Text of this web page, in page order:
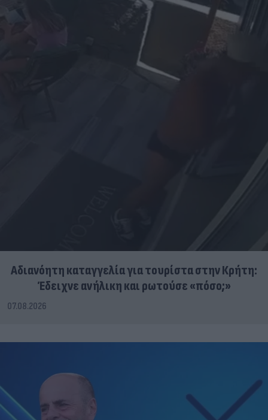
Αδιανόητη καταγγελία για τουρίστα στην Κρήτη:
Έδειχνε ανήλικη και ρωτούσε «πόσο;»
07.08.2026